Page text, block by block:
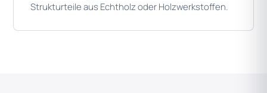
Strukturteile aus Echtholz oder Holzwerkstoffen.